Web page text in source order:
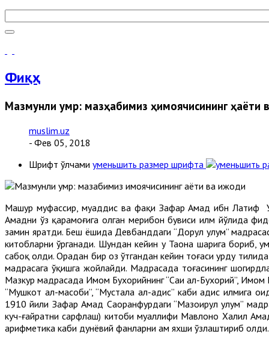
Фиқҳ
Мазмунли умр: мазҳабимиз ҳимоячисининг ҳаёти
muslim.uz
- Фев 05, 2018
Шрифт ўлчами уменьшить размер шрифта
Машҳур муфассир, муҳаддис ва фақиҳ Зафар Аҳмад ибн
Аҳмадни ўз қарамоғига олган меҳрибон бувиси илм йўлида
замин яратди. Беш ёшида Девбанддаги “Дорул улум”
китобларни ўрганади. Шундан кейин у Таҳона шаҳрига
сабоқ олди. Орадан бир оз ўтгандан кейин тоғаси урду
мадрасага ўқишга жойлайди. Мадрасада тоғасининг
Мазкур мадрасада Имом Бухорийнинг “Саҳиҳ ал-Бухорий”,
“Мушкот ал-масобиҳ”, “Мусталаҳ ал-ҳадис” каби ҳадис
1910 йили Зафар Аҳмад Саҳоранфурдаги “Мазоҳирул улум”
куч-ғайратни сарфлаш) китоби муаллифи Мавлоно Халил
арифметика каби дунёвий фанларни ҳам яхши ўзлаштириб олди.